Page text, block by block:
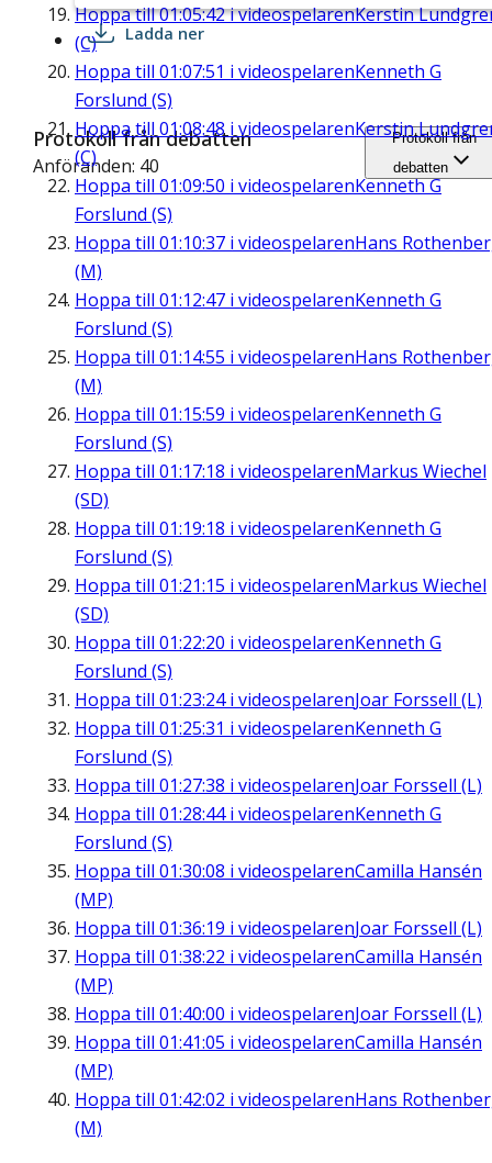
Hoppa till01:05:42i videospelarenKerstin
(C)
Hoppa till 01:07:51 i videospelarenKenneth G
Forslund (S)
Hoppa till 01:08:48 i videospelarenKerstin
(C)
Hoppa till 01:09:50 i videospelarenKenneth G
Forslund (S)
Hoppa till 01:10:37 i videospelarenHans
(M)
Hoppa till 01:12:47 i videospelarenKenneth G
Forslund (S)
Hoppa till 01:14:55 i videospelarenHans
(M)
Hoppa till 01:15:59 i videospelarenKenneth G
Forslund (S)
Hoppa till 01:17:18 i videospelarenMarkus Wiechel
(SD)
Hoppa till 01:19:18 i videospelarenKenneth G
Forslund (S)
Hoppa till 01:21:15 i videospelarenMarkus Wiechel
(SD)
Hoppa till 01:22:20 i videospelarenKenneth G
Forslund (S)
Hoppa till 01:23:24i videospelarenJoar Forssell (L)
Hoppa till 01:25:31 i videospelarenKenneth G
Forslund (S)
Hoppa till 01:27:38 i videospelarenJoar Forssell (L)
Hoppa till 01:28:44i videospelarenKenneth G
Forslund (S)
Hoppa till 01:30:08 i videospelarenCamilla Hansén
(MP)
Hoppa till 01:36:19 i videospelarenJoar Forssell (L)
Hoppa till 01:38:22 i videospelarenCamilla Hansén
(MP)
Hoppa till 01:40:00 i videospelarenJoar Forssell (L)
Hoppa till 01:41:05 i videospelarenCamilla Hansén
(MP)
Hoppa till 01:42:02 i videospelarenHans
(M)
Ladda ner
Protokoll från debatten
Anföranden: 40
Protokoll från
debatten